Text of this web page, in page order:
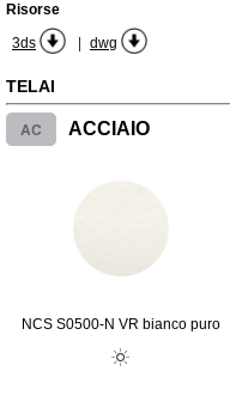
Risorse
3ds
| dwg
TELAI
AC ACCIAIO
NCS S0500-N VR bianco puro